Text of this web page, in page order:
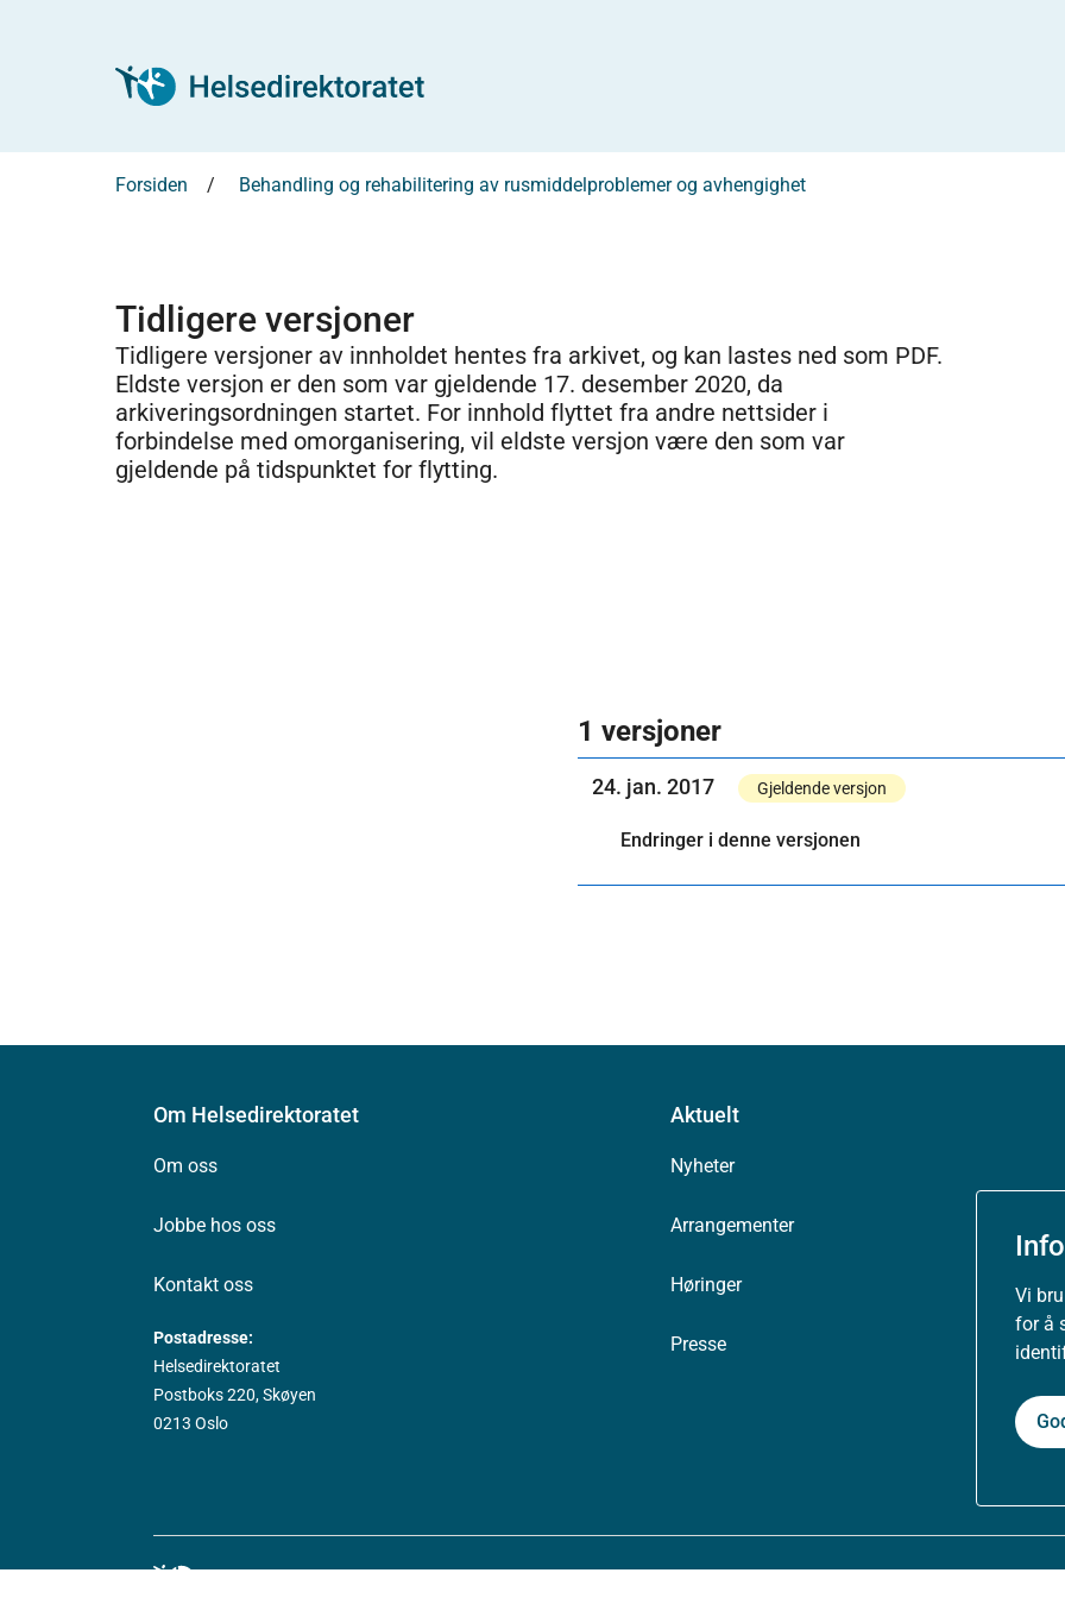
Vi
for å
Forsiden Behandling og rehabilitering av rusmiddelproblemer og avhengighet
Tidligere versjoner
Tidligere versjoner av innholdet hentes fra arkivet, og kan lastes ned som PDF.
Eldste versjon er den som var gjeldende 17. desember 2020, da
arkiveringsordningen startet. For innhold flyttet fra andre nettsider i
forbindelse med omorganisering, vil eldste versjon være den som var
gjeldende på tidspunktet for flytting.
1 versjoner
24. jan. 2017 Gjeldende versjon
Endringer i denne versjonen
Om Helsedirektoratet
Om oss
Jobbe hos oss
Kontakt oss
Postadresse:
Helsedirektoratet
Postboks 220, Skøyen
0213 Oslo
Aktuelt
Nyheter
Arrangementer
Høringer
Presse